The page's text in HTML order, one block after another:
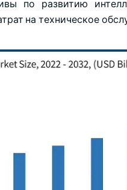
по развитию
на техническое